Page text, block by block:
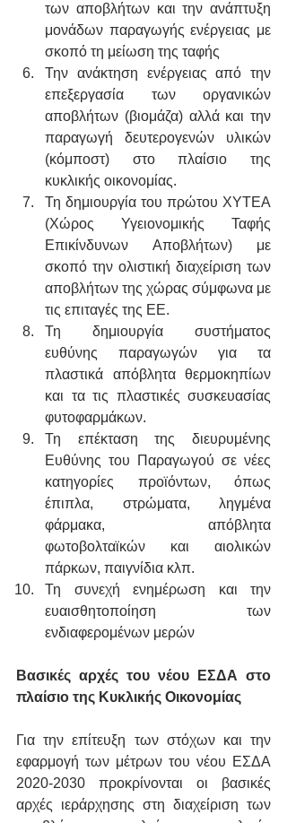
των αποβλήτων και την ανάπτυξη
μονάδων παραγωγής ενέργειας με
σκοπό τη μείωση της ταφής
Την ανάκτηση ενέργειας από την
επεξεργασία των οργανικών
αποβλήτων (βιομάζα) αλλά και την
παραγωγή δευτερογενών υλικών
(κόμποστ) στο πλαίσιο της
κυκλικής οικονομίας.
Τη δημιουργία του πρώτου ΧΥΤΕΑ
(Χώρος Υγειονομικής Ταφής
Επικίνδυνων Αποβλήτων) με
σκοπό την ολιστική διαχείριση των
αποβλήτων της χώρας σύμφωνα με
τις επιταγές της ΕΕ.
Τη δημιουργία συστήματος
ευθύνης παραγωγών για τα
πλαστικά απόβλητα θερμοκηπίων
και τα τις πλαστικές συσκευασίας
φυτοφαρμάκων.
Τη επέκταση της διευρυμένης
Ευθύνης του Παραγωγού σε νέες
κατηγορίες προϊόντων, όπως
έπιπλα, στρώματα, ληγμένα
φάρμακα, απόβλητα
φωτοβολταϊκών και αιολικών
πάρκων, παιγνίδια κλπ.
Τη συνεχή ενημέρωση και την
ευαισθητοποίηση των
ενδιαφερομένων μερών
Βασικές αρχές του νέου ΕΣΔΑ στο
πλαίσιο της Κυκλικής Οικονομίας
Για την επίτευξη των στόχων και την
εφαρμογή των μέτρων του νέου ΕΣΔΑ
2020-2030 προκρίνονται οι βασικές
αρχές ιεράρχησης στη διαχείριση των